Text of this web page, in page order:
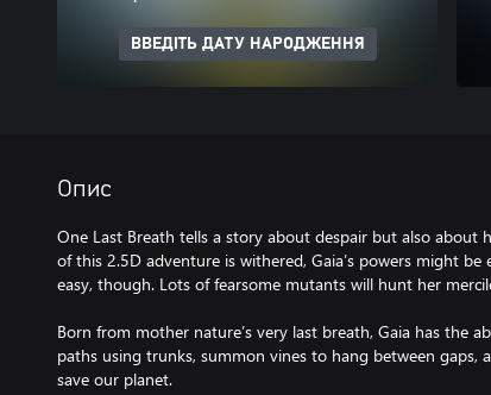
ВВЕДІТЬ ДАТУ НАРОДЖЕННЯ
Опис
One Last Breath tells a story about despair but also about
of this 2.5D adventure is withered, Gaia’s powers might
easy, though. Lots of fearsome mutants will hunt her
Born from mother nature’s very last breath, Gaia has the
paths using trunks, summon vines to hang between gaps,
save our planet.